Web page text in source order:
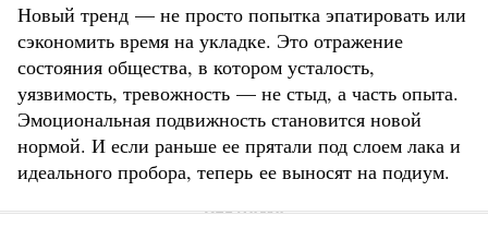
Новый тренд — не просто попытка эпатировать или
сэкономить время на укладке. Это отражение
состояния общества, в котором усталость,
уязвимость, тревожность — не стыд, а часть опыта.
Эмоциональная подвижность становится новой
нормой. И если раньше ее прятали под слоем лака и
идеального пробора, теперь ее выносят на подиум.